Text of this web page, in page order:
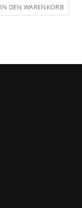
IN DEN WARENKORB